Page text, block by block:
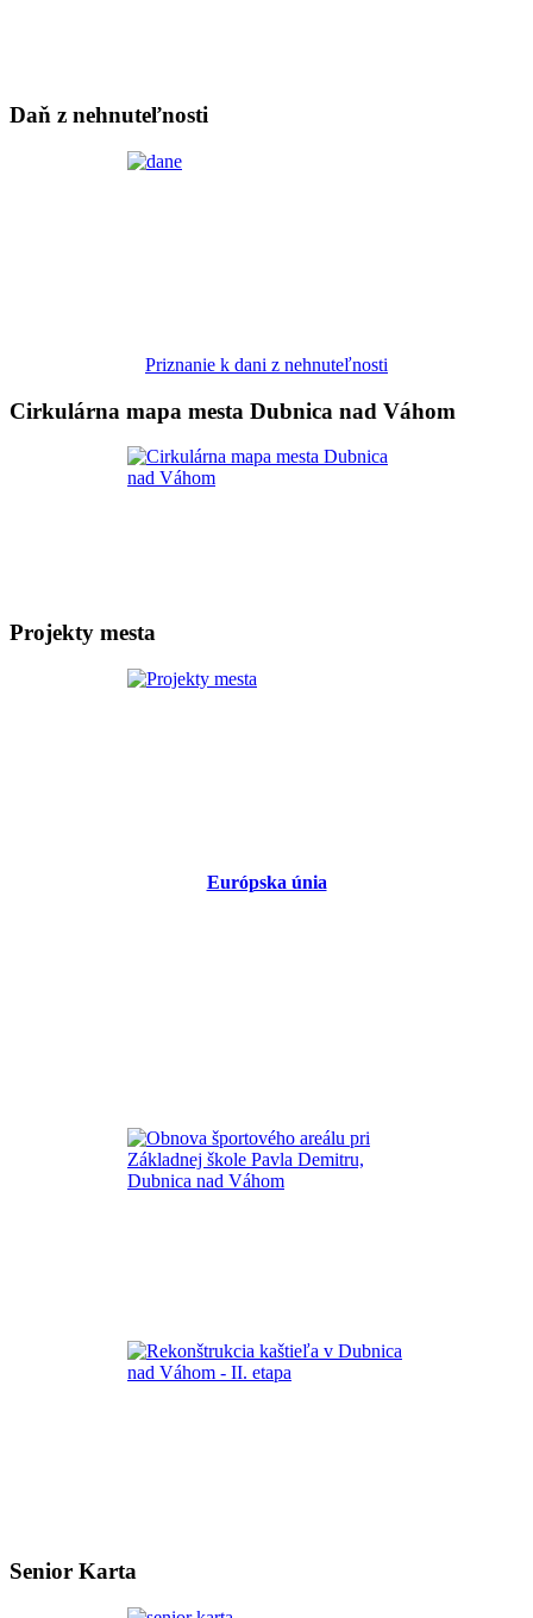
Daň z nehnuteľnosti
Priznanie k dani z nehnuteľnosti
Cirkulárna mapa mesta Dubnica nad Váhom
Projekty mesta
Európska únia
Senior Karta